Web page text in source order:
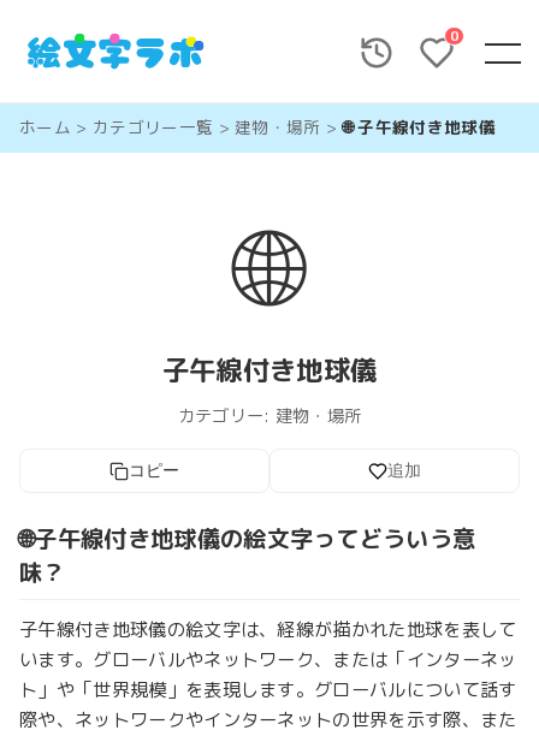
0
ホーム > カテゴリー一覧 > 建物・場所 >🌐 子午線付き地球儀
🌐
子午線付き地球儀
カテゴリー: 建物・場所
コピー 追加
🌐子午線付き地球儀の絵文字ってどういう意
味？
子午線付き地球儀の絵文字は、経線が描かれた地球を表して
います。グローバルやネットワーク、または「インターネッ
ト」や「世界規模」を表現します。グローバルについて話す
際や、ネットワークやインターネットの世界を示す際、また